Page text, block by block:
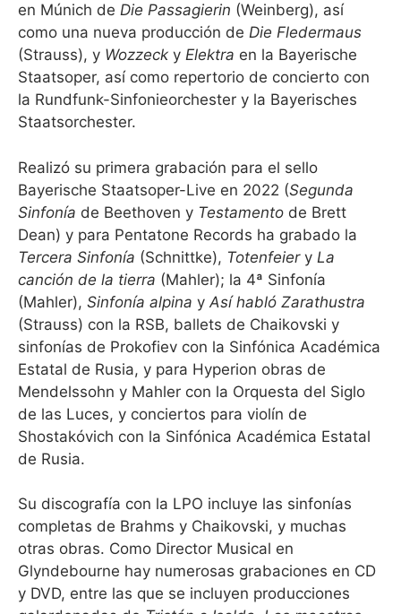
en Múnich de Die Passagierin (Weinberg), así
como una nueva producción de Die Fledermaus
(Strauss), y Wozzeck y Elektra en la Bayerische
Staatsoper, así como repertorio de concierto con
la Rundfunk-Sinfonieorchester y la Bayerisches
Staatsorchester.
Realizó su primera grabación para el sello
Bayerische Staatsoper-Live en 2022 (Segunda
Sinfonía de Beethoven y Testamento de Brett
Dean) y para Pentatone Records ha grabado la
Tercera Sinfonía (Schnittke), Totenfeier y La
canción de la tierra (Mahler); la 4ª Sinfonía
(Mahler), Sinfonía alpina y Así habló Zarathustra
(Strauss) con la RSB, ballets de Chaikovski y
sinfonías de Prokofiev con la Sinfónica Académica
Estatal de Rusia, y para Hyperion obras de
Mendelssohn y Mahler con la Orquesta del Siglo
de las Luces, y conciertos para violín de
Shostakóvich con la Sinfónica Académica Estatal
de Rusia.
Su discografía con la LPO incluye las sinfonías
completas de Brahms y Chaikovski, y muchas
otras obras. Como Director Musical en
Glyndebourne hay numerosas grabaciones en CD
y DVD, entre las que se incluyen producciones